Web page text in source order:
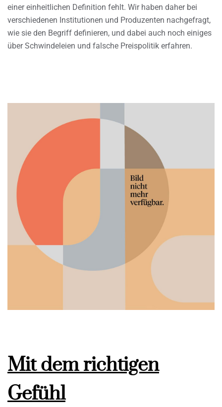
einer einheitlichen Definition fehlt. Wir haben daher bei
verschiedenen Institutionen und Produzenten nachgefragt,
wie sie den Begriff definieren, und dabei auch noch einiges
über Schwindeleien und falsche Preispolitik erfahren.
Mit dem richtigen
Gefühl